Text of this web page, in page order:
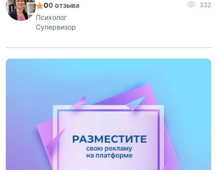
00 отзыва
Психолог
Супервизор
332